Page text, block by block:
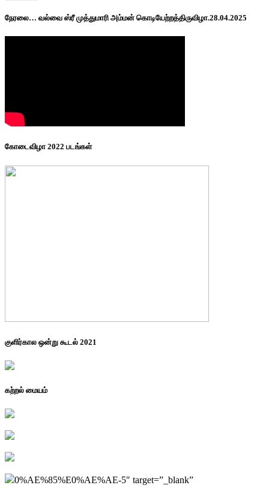
நேரலை… வல்வை ஸ்ரீ முத்துமாரி அம்மன் கொடியேற்றத்திருவிழா.28.04.2025
கோடைவிழா 2022 படங்கள்
குளிர்கால ஒன்று கூடல் 2021
கற்றல் மையம்
0%AE%85%E0%AE%AE-5″ target=”_blank”